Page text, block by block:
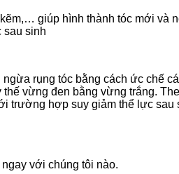
giúp hình thành tóc mới và
sau sinh
rụng tóc bằng cách ức chế
vừng đen bằng vừng trắng.
trường hợp suy giảm thể lực
với chúng tôi nào.